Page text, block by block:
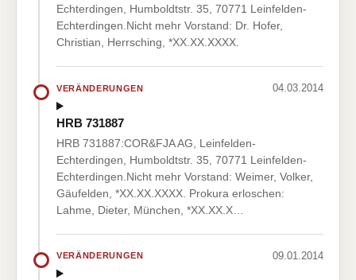
Echterdingen, Humboldtstr. 35, 70771 Leinfelden-
Echterdingen.Nicht mehr Vorstand: Dr. Hofer,
Christian, Herrsching, *XX.XX.XXXX.
VERÄNDERUNGEN 04.03.2014
HRB 731887
HRB 731887:COR&FJA AG, Leinfelden-
Echterdingen, Humboldtstr. 35, 70771 Leinfelden-
Echterdingen.Nicht mehr Vorstand: Weimer, Volker,
Gäufelden, *XX.XX.XXXX. Prokura erloschen:
Lahme, Dieter, München, *XX.XX.X…
VERÄNDERUNGEN 09.01.2014